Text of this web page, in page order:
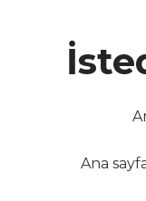
Ana